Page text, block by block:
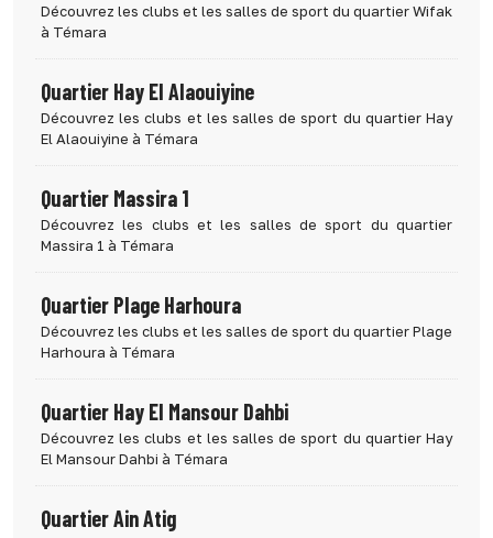
Découvrez les clubs et les salles de sport du quartier Wifak
à Témara
Quartier Hay El Alaouiyine
Découvrez les clubs et les salles de sport du quartier Hay
El Alaouiyine à Témara
Quartier Massira 1
Découvrez les clubs et les salles de sport du quartier
Massira 1 à Témara
Quartier Plage Harhoura
Découvrez les clubs et les salles de sport du quartier Plage
Harhoura à Témara
Quartier Hay El Mansour Dahbi
Découvrez les clubs et les salles de sport du quartier Hay
El Mansour Dahbi à Témara
Quartier Ain Atig